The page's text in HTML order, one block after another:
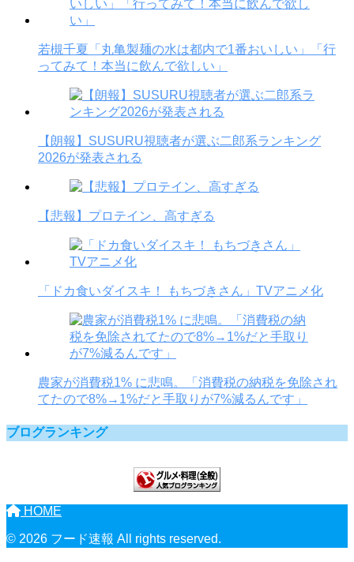
若槻千夏「丸亀製麺の水は都内で1番おいしい」「行
ってみて！本当に飲んで欲しい」
【朗報】SUSURU視聴者が選ぶ二郎系ランキング
2026が発表される
【悲報】プロテイン、高すぎる
「ドカ食いダイスキ！ もちづきさん」TVアニメ化
農家が消費税1% に悲鳴。「消費税の納税を免除され
てたので8%→1%だと手取りが7%減るんです」
ブログランキング
HOME
© 2026 フード速報 All rights reserved.